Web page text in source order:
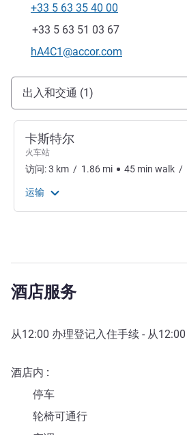
电话
+33 5 63 35 40 00
传真
+33 5 63 51 03 67
联系电子邮件
hA4C1@accor.com
抵达和交通
出入和交通 (1)
卡斯特尔
火车站
访问:3 km / 1.86 mi 45 min walk /
运输
酒店服务
从12:00 办理登记入住手续 - 从12:00
酒店内
停车
轮椅可通行